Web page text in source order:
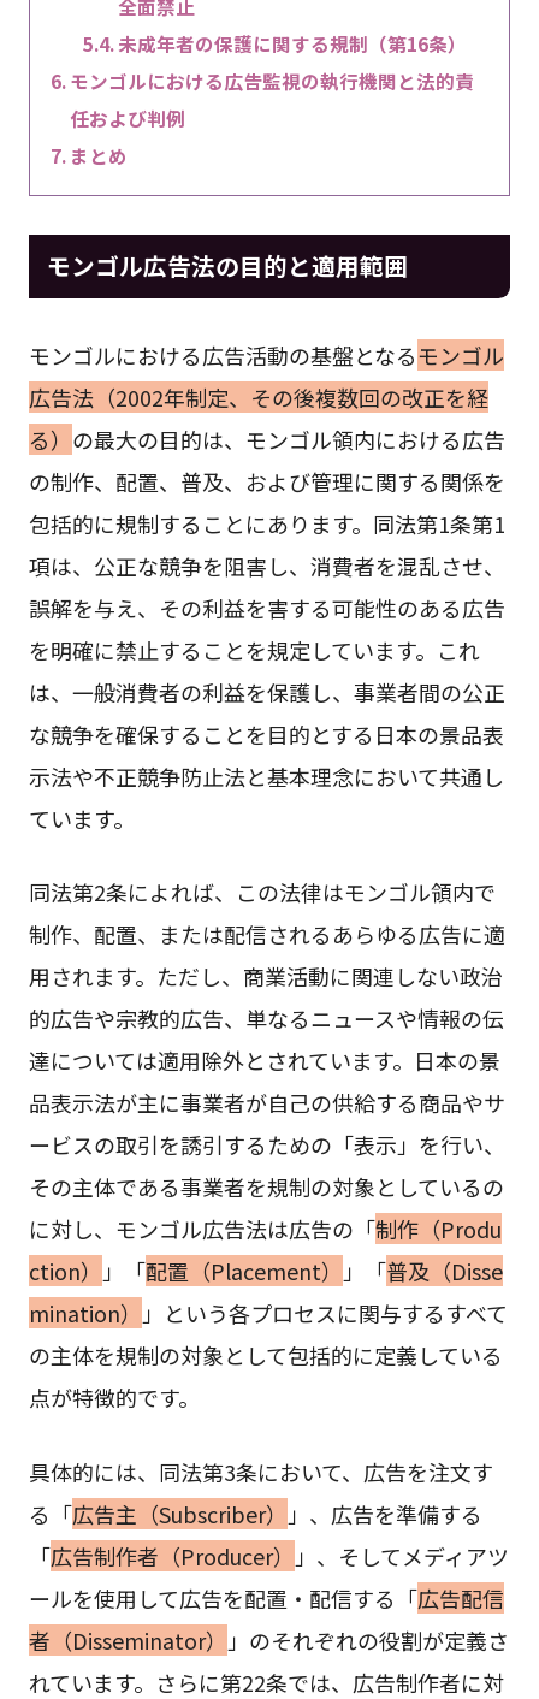
全面禁止
未成年者の保護に関する規制（第16条）
モンゴルにおける広告監視の執行機関と法的責
任および判例
まとめ
モンゴル広告法の目的と適用範囲
モンゴルにおける広告活動の基盤となるモンゴル
広告法（2002年制定、その後複数回の改正を経
る） の最大の目的は、モンゴル領内における広告
の制作、配置、普及、および管理に関する関係を
包括的に規制することにあります。同法第1条第1
項は、公正な競争を阻害し、消費者を混乱させ、
誤解を与え、その利益を害する可能性のある広告
を明確に禁止することを規定しています。これ
は、一般消費者の利益を保護し、事業者間の公正
な競争を確保することを目的とする日本の景品表
示法や不正競争防止法と基本理念において共通し
ています。
同法第2条によれば、この法律はモンゴル領内で
制作、配置、または配信されるあらゆる広告に適
用されます。ただし、商業活動に関連しない政治
的広告や宗教的広告、単なるニュースや情報の伝
達については適用除外とされています。日本の景
品表示法が主に事業者が自己の供給する商品やサ
ービスの取引を誘引するための「表示」を行い、
その主体である事業者を規制の対象としているの
に対し、モンゴル広告法は広告の「制作（Produ
ction） 」「配置（Placement） 」「普及（Disse
mination） 」という各プロセスに関与するすべて
の主体を規制の対象として包括的に定義している
点が特徴的です。
具体的には、同法第3条において、広告を注文す
る「広告主（Subscriber） 」、広告を準備する
「広告制作者（Producer） 」、そしてメディアツ
ールを使用して広告を配置・配信する「広告配信
者（Disseminator） 」のそれぞれの役割が定義さ
れています。さらに第22条では、広告制作者に対